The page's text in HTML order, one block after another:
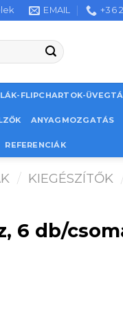
EMAIL +36
FLIPCHARTOK-
ANYAGMOZGATÁS
REFERENCIÁK
/ KIEGÉSZÍTŐK
6 db/